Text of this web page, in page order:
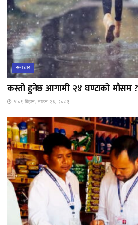
समाचार
कस्तो हुनेछ आगामी २४ घण्टाको मौसम ?
१:०९ बिहान, साउन २३, २०८३